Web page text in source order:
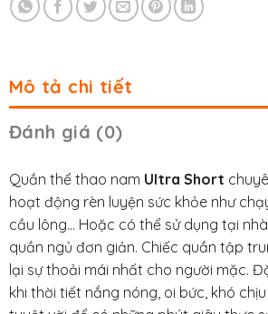
Mô tả chi tiết
Đánh giá (0)
Quần thể thao nam Ultra Short
hoạt động rèn luyện sức khỏe như
cầu lông… Hoặc có thể sử dụng tại
quần ngủ đơn giản. Chiếc quần tập
lại sự thoải mái nhất cho người mặc.
khi thời tiết nắng nóng, oi bức, khó